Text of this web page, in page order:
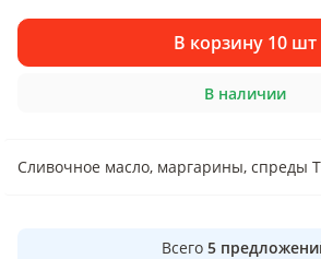
В корзину 10 шт
В наличии
Сливочное масло, маргарины, спреды
Всего 5